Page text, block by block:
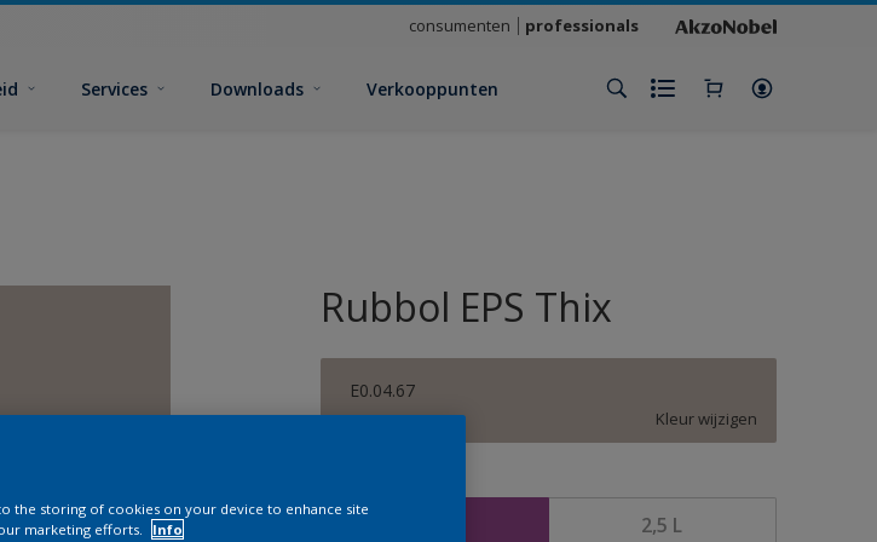
consumenten professionals
Services Downloads Verkooppunten
Rubbol EPS Thix
E0.04.67
Kleur wijzigen
2,5 L
the storing of cookies on your device to enhance site
marketing efforts.
Info